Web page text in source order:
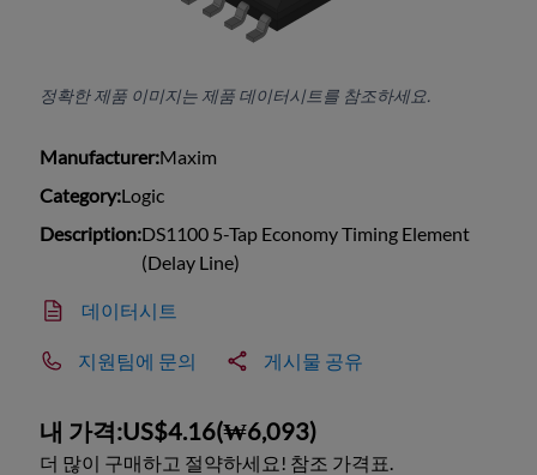
정확한 제품 이미지는 제품 데이터시트를 참조하세요.
Manufacturer:Maxim
Category:Logic
Description:DS1100 5-Tap Economy Timing Element
(Delay Line)
데이터시트
지원팀에 문의 게시물 공유
내 가격:US$4.16(₩6,093)
더 많이 구매하고 절약하세요! 참조 가격표.